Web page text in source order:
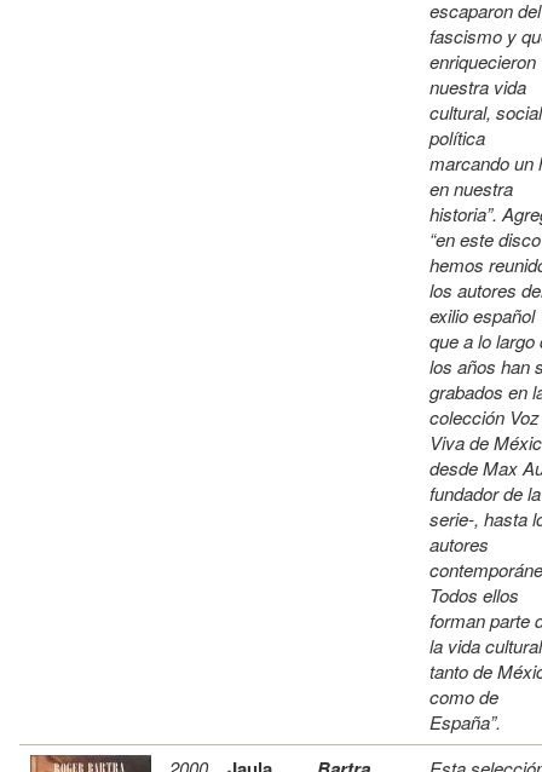
escaparon del
fascismo y
enriquecieron
nuestra vida
cultural,
política
marcando un
en nuestra
historia”.
“en este disco
hemos
los autores
exilio español
que a lo largo
los años han
grabados en
colección Voz
Viva de
desde Max
fundador de la
serie-, hasta
autores
Todos ellos
forman parte
la vida cultural
tanto de
como de
España”.